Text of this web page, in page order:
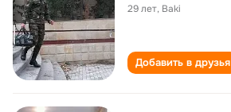
29 лет, Baki
Добавить в друзья